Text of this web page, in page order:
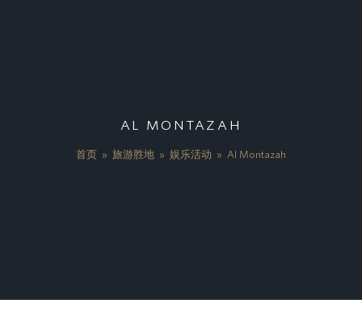
AL MONTAZAH
首页 » 旅游胜地 » 娱乐活动 » Al Montazah